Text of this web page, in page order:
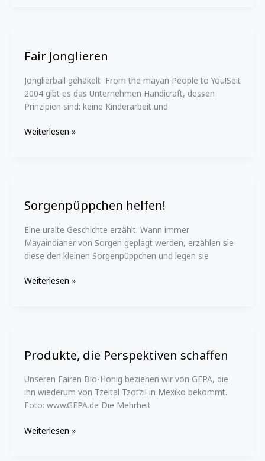
Fair Jonglieren
Jonglierball gehäkelt From the mayan People to You!Seit
2004 gibt es das Unternehmen Handicraft, dessen
Prinzipien sind: keine Kinderarbeit und
Weiterlesen »
Sorgenpüppchen helfen!
Eine uralte Geschichte erzählt: Wann immer
Mayaindianer von Sorgen geplagt werden, erzählen sie
diese den kleinen Sorgenpüppchen und legen sie
Weiterlesen »
Produkte, die Perspektiven schaffen
Unseren Fairen Bio-Honig beziehen wir von GEPA, die
ihn wiederum von Tzeltal Tzotzil in Mexiko bekommt.
Foto: www.GEPA.de Die Mehrheit
Perspektiven
Weiterlesen »